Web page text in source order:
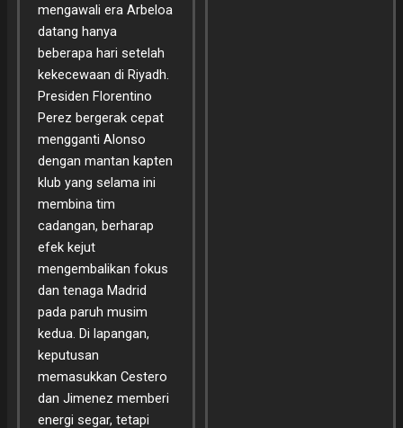
mengawali era Arbeloa
datang hanya
beberapa hari setelah
kekecewaan di Riyadh.
Presiden Florentino
Perez bergerak cepat
mengganti Alonso
dengan mantan kapten
klub yang selama ini
membina tim
cadangan, berharap
efek kejut
mengembalikan fokus
dan tenaga Madrid
pada paruh musim
kedua. Di lapangan,
keputusan
memasukkan Cestero
dan Jimenez memberi
energi segar, tetapi